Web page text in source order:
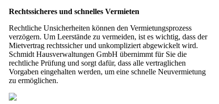
Rechtssicheres und schnelles Vermieten
Rechtliche Unsicherheiten können den Vermietungsprozess
verzögern. Um Leerstände zu vermeiden, ist es wichtig, dass der
Mietvertrag rechtssicher und unkompliziert abgewickelt wird.
Schmidt Hausverwaltungen GmbH übernimmt für Sie die
rechtliche Prüfung und sorgt dafür, dass alle vertraglichen
Vorgaben eingehalten werden, um eine schnelle Neuvermietung
zu ermöglichen.